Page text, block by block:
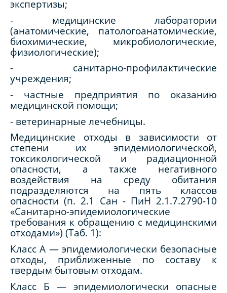
экспертизы;
- медицинские лаборатории
(анатомические, патологоанатомические,
биохимические, микробиологические,
физиологические);
- санитарно-профилактические
учреждения;
- частные предприятия по оказанию
медицинской помощи;
- ветеринарные лечебницы.
Медицинские отходы в зависимости от
степени их эпидемиологической,
токсикологической и радиационной
опасности, а также негативного
воздействия на среду обитания
подразделяются на пять классов
опасности (п. 2.1 Сан - ПиН 2.1.7.2790-10
«Санитарно-эпидемиологические
требования к обращению с медицинскими
отходами») (Таб. 1):
Класс А — эпидемиологически безопасные
отходы, приближенные по составу к
твердым бытовым отходам.
Класс Б — эпидемиологически опасные